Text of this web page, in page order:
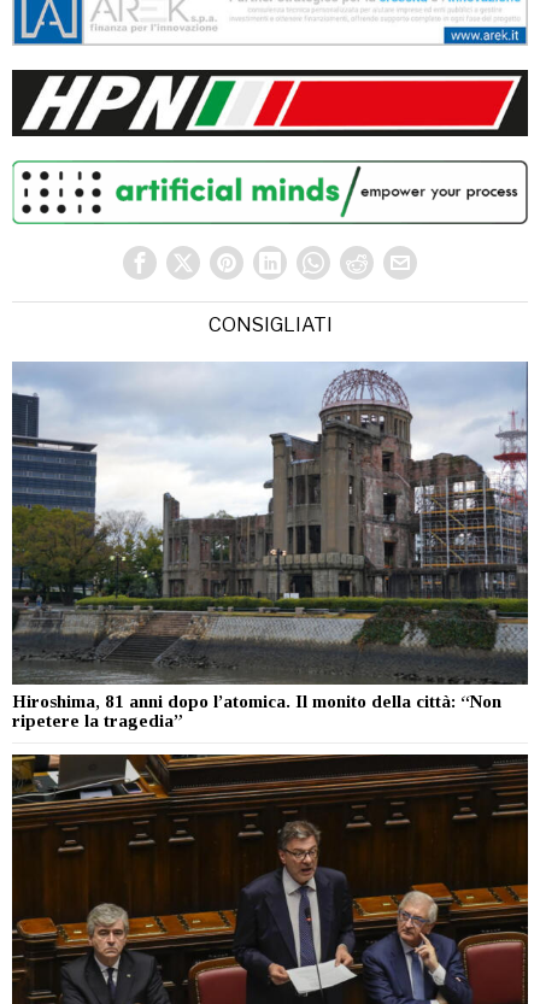
CONSIGLIATI
Hiroshima, 81 anni dopo l’atomica. Il monito della città: “Non
ripetere la tragedia”